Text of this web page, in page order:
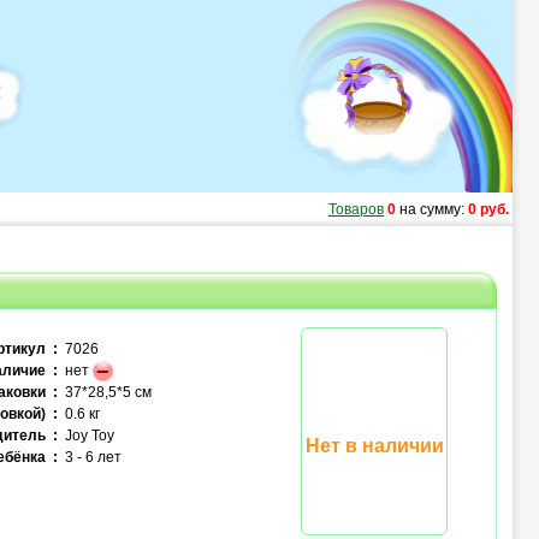
Товаров 0 на сумму: 0 руб.
: 7026
: нет
: 37*28,5*5 см
: 0.6 кг
: Joy Toy
: 3 - 6 лет
Нет в наличии